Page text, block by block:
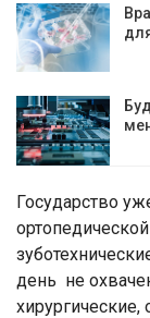
Государство
день не
хирургические,